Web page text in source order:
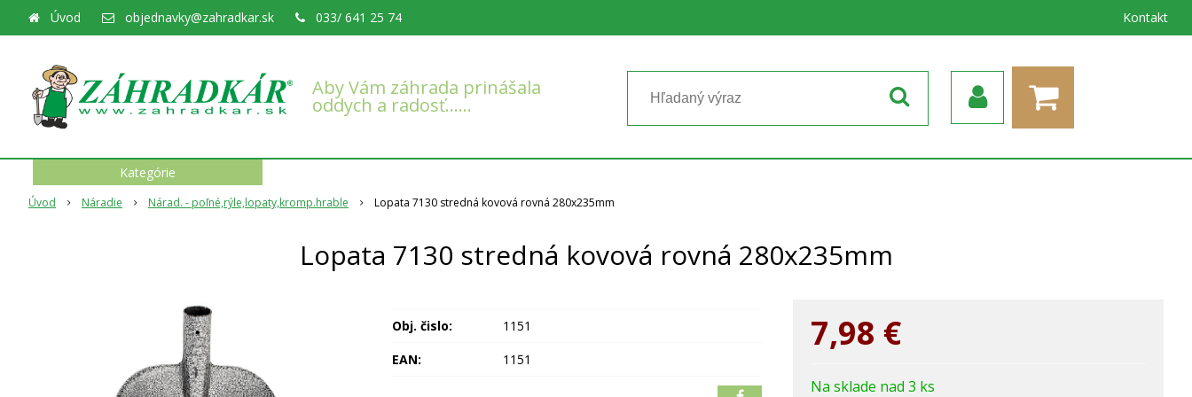
Aby Vám záhrada prinášala
oddych a radosť……
Úvod objednavky@zahradkar.sk 033/ 641 25 74 Kontakt
Úvod Náradie Nárad. - poľné,rýle,lopaty,kromp.hrable Lopata 7130 stredná kovová rovná 280x235mm
Lopata 7130 stredná kovová rovná 280x235mm
7,98 €
Na sklade nad 3 ks
Obj. čislo:
1151
EAN:
1151
Kategórie